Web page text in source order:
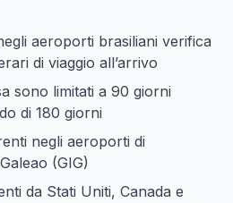
aeroporti brasiliani verifica
di viaggio all’arrivo
sono limitati a 90 giorni
di 180 giorni
negli aeroporti di
(GIG)
da Stati Uniti, Canada e